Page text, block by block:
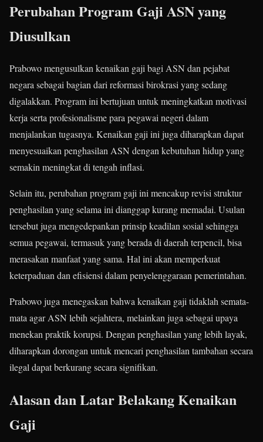
Perubahan Program Gaji ASN yang
Diusulkan
Prabowo mengusulkan kenaikan gaji bagi ASN dan pejabat
negara sebagai bagian dari reformasi birokrasi yang sedang
digalakkan. Program ini bertujuan untuk meningkatkan motivasi
kerja serta profesionalisme para pegawai negeri dalam
menjalankan tugasnya. Kenaikan gaji ini juga diharapkan dapat
menyesuaikan penghasilan ASN dengan kebutuhan hidup yang
semakin meningkat di tengah inflasi.
Selain itu, perubahan program gaji ini mencakup revisi struktur
penghasilan yang selama ini dianggap kurang memadai. Usulan
tersebut juga mengedepankan prinsip keadilan sosial sehingga
semua pegawai, termasuk yang berada di daerah terpencil, bisa
merasakan manfaat yang sama. Hal ini akan memperkuat
keterpaduan dan efisiensi dalam penyelenggaraan pemerintahan.
Prabowo juga menegaskan bahwa kenaikan gaji tidaklah semata-
mata agar ASN lebih sejahtera, melainkan juga sebagai upaya
menekan praktik korupsi. Dengan penghasilan yang lebih layak,
diharapkan dorongan untuk mencari penghasilan tambahan secara
ilegal dapat berkurang secara signifikan.
Alasan dan Latar Belakang Kenaikan
Gaji